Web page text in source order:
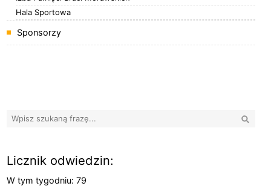
Hala Sportowa
Sponsorzy
Licznik odwiedzin:
W tym tygodniu: 79